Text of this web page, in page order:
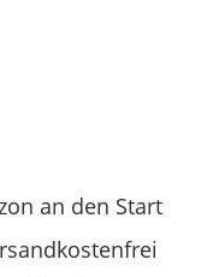
an den Start